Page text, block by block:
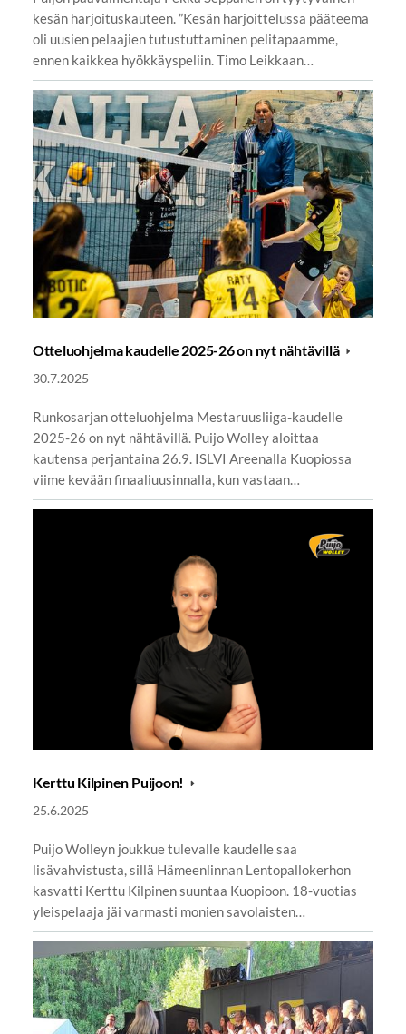
kesän harjoituskauteen. ”Kesän harjoittelussa pääteema
oli uusien pelaajien tutustuttaminen pelitapaamme,
ennen kaikkea hyökkäyspeliin. Timo Leikkaan…
Otteluohjelma kaudelle 2025-26 on nyt nähtävillä
30.7.2025
Runkosarjan otteluohjelma Mestaruusliiga-kaudelle
2025-26 on nyt nähtävillä. Puijo Wolley aloittaa
kautensa perjantaina 26.9. ISLVI Areenalla Kuopiossa
viime kevään finaaliuusinnalla, kun vastaan…
Kerttu Kilpinen Puijoon!
25.6.2025
Puijo Wolleyn joukkue tulevalle kaudelle saa
lisävahvistusta, sillä Hämeenlinnan Lentopallokerhon
kasvatti Kerttu Kilpinen suuntaa Kuopioon. 18-vuotias
yleispelaaja jäi varmasti monien savolaisten…